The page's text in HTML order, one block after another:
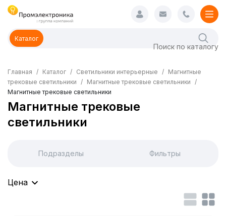
Каталог
Главная Каталог Светильники интерьерные
Магнитные
трековые светильники
Магнитные трековые светильники
Магнитные трековые светильники
Магнитные трековые
светильники
Подразделы Фильтры
Цена